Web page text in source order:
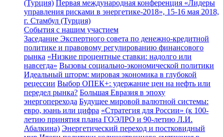
(Турция) Первая международная конференция «Лидеры
управления рисками в энергетике-2018», 15-16 мая 2018,
г. Стамбул (Турция)
События с нашим участием
Заседание Экспертного совета по денежно-кредитной
политике и правовому регулированию финансового
рынка «Низкие процентные ставки: надолго или
навсегда» Вызовы социально-экономической политики
Идеальный шторм: мировая экономика в глубокой
рецессии Выбор ОПЕК+: удержание цен на нефть или
передел рынка? Большая Евразия в эпоху
энергоперехода Будущее мировой валютной системы:
евро, юань или цифра «Стратегия для России» (к 100-
летию принятия плана ГОЭЛРО и 90-летию Л.И.
Абалкина) Энергетический переход и постковидный